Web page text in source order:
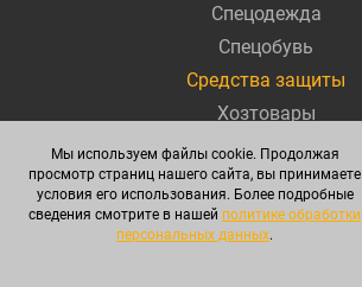
Спецодежда
Спецобувь
Средства защиты
Хозтовары
Текстиль
Акции
Информация
Мы используем файлы cookie. Продолжая
просмотр страниц нашего сайта, вы принимаете
условия его использования. Более подробные
сведения смотрите в нашей политике обработки
персональных данных.